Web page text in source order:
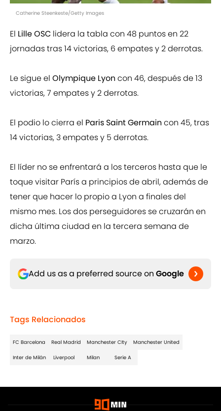
Catherine Steenkeste/Getty Images
El Lille OSC lidera la tabla con 48 puntos en 22
jornadas tras 14 victorias, 6 empates y 2 derrotas.
Le sigue el Olympique Lyon con 46, después de 13
victorias, 7 empates y 2 derrotas.
El podio lo cierra el Paris Saint Germain con 45, tras
14 victorias, 3 empates y 5 derrotas.
El líder no se enfrentará a los terceros hasta que le
toque visitar París a principios de abril, además de
tener que hacer lo propio a Lyon a finales del
mismo mes. Los dos perseguidores se cruzarán en
dicha última ciudad en la tercera semana de
marzo.
Add us as a preferred source on Google
Tags Relacionados
FC Barcelona Real Madrid Manchester CIty Manchester United
Inter de Milán Liverpool Milan Serie A